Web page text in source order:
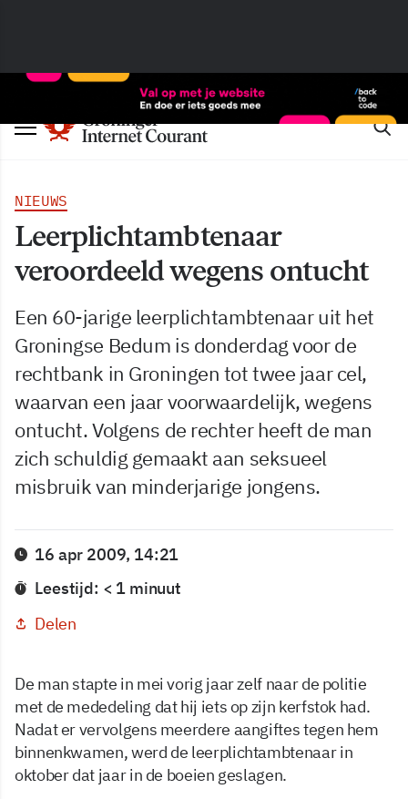
NIEUWS
Leerplichtambtenaar
veroordeeld wegens ontucht
Een 60-jarige leerplichtambtenaar uit het
Groningse Bedum is donderdag voor de
rechtbank in Groningen tot twee jaar cel,
waarvan een jaar voorwaardelijk, wegens
ontucht. Volgens de rechter heeft de man
zich schuldig gemaakt aan seksueel
misbruik van minderjarige jongens.
16 apr 2009, 14:21
Leestijd: < 1 minuut
Delen
De man stapte in mei vorig jaar zelf naar de politie
met de mededeling dat hij iets op zijn kerfstok had.
Nadat er vervolgens meerdere aangiftes tegen hem
binnenkwamen, werd de leerplichtambtenaar in
oktober dat jaar in de boeien geslagen.